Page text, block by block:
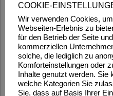
COOKIE-
Wir verwenden Cookies,
Webseiten-Erlebnis zu
für den Betrieb der Seite
kommerziellen
solche, die lediglich zu
Komforteinstellungen oder
Inhalte genutzt werden. Sie
welche Kategorien Sie
Sie, dass auf Basis Ihrer